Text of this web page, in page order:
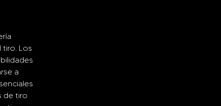
tiro. Los
a
de tiro